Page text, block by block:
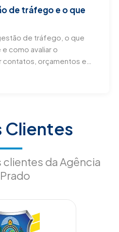
de tráfego e o que
de tráfego, o que
como avaliar o
contatos, orçamentos e
Clientes
da Agência